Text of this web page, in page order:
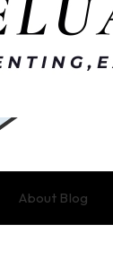
About Blog